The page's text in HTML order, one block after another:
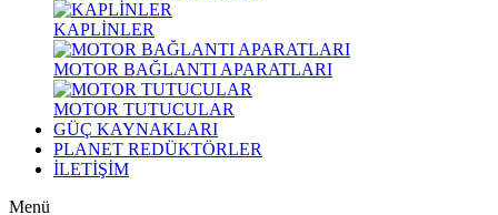
KAPLİNLER
MOTOR BAĞLANTI APARATLARI
MOTOR TUTUCULAR
GÜÇ KAYNAKLARI
PLANET REDÜKTÖRLER
İLETİŞİM
Menü